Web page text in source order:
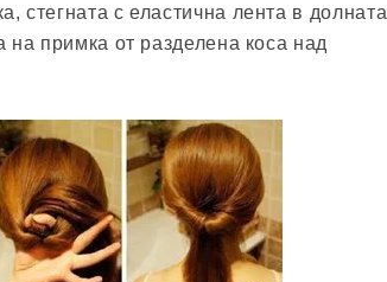
стегната с еластична лента в долната
на примка от разделена коса над